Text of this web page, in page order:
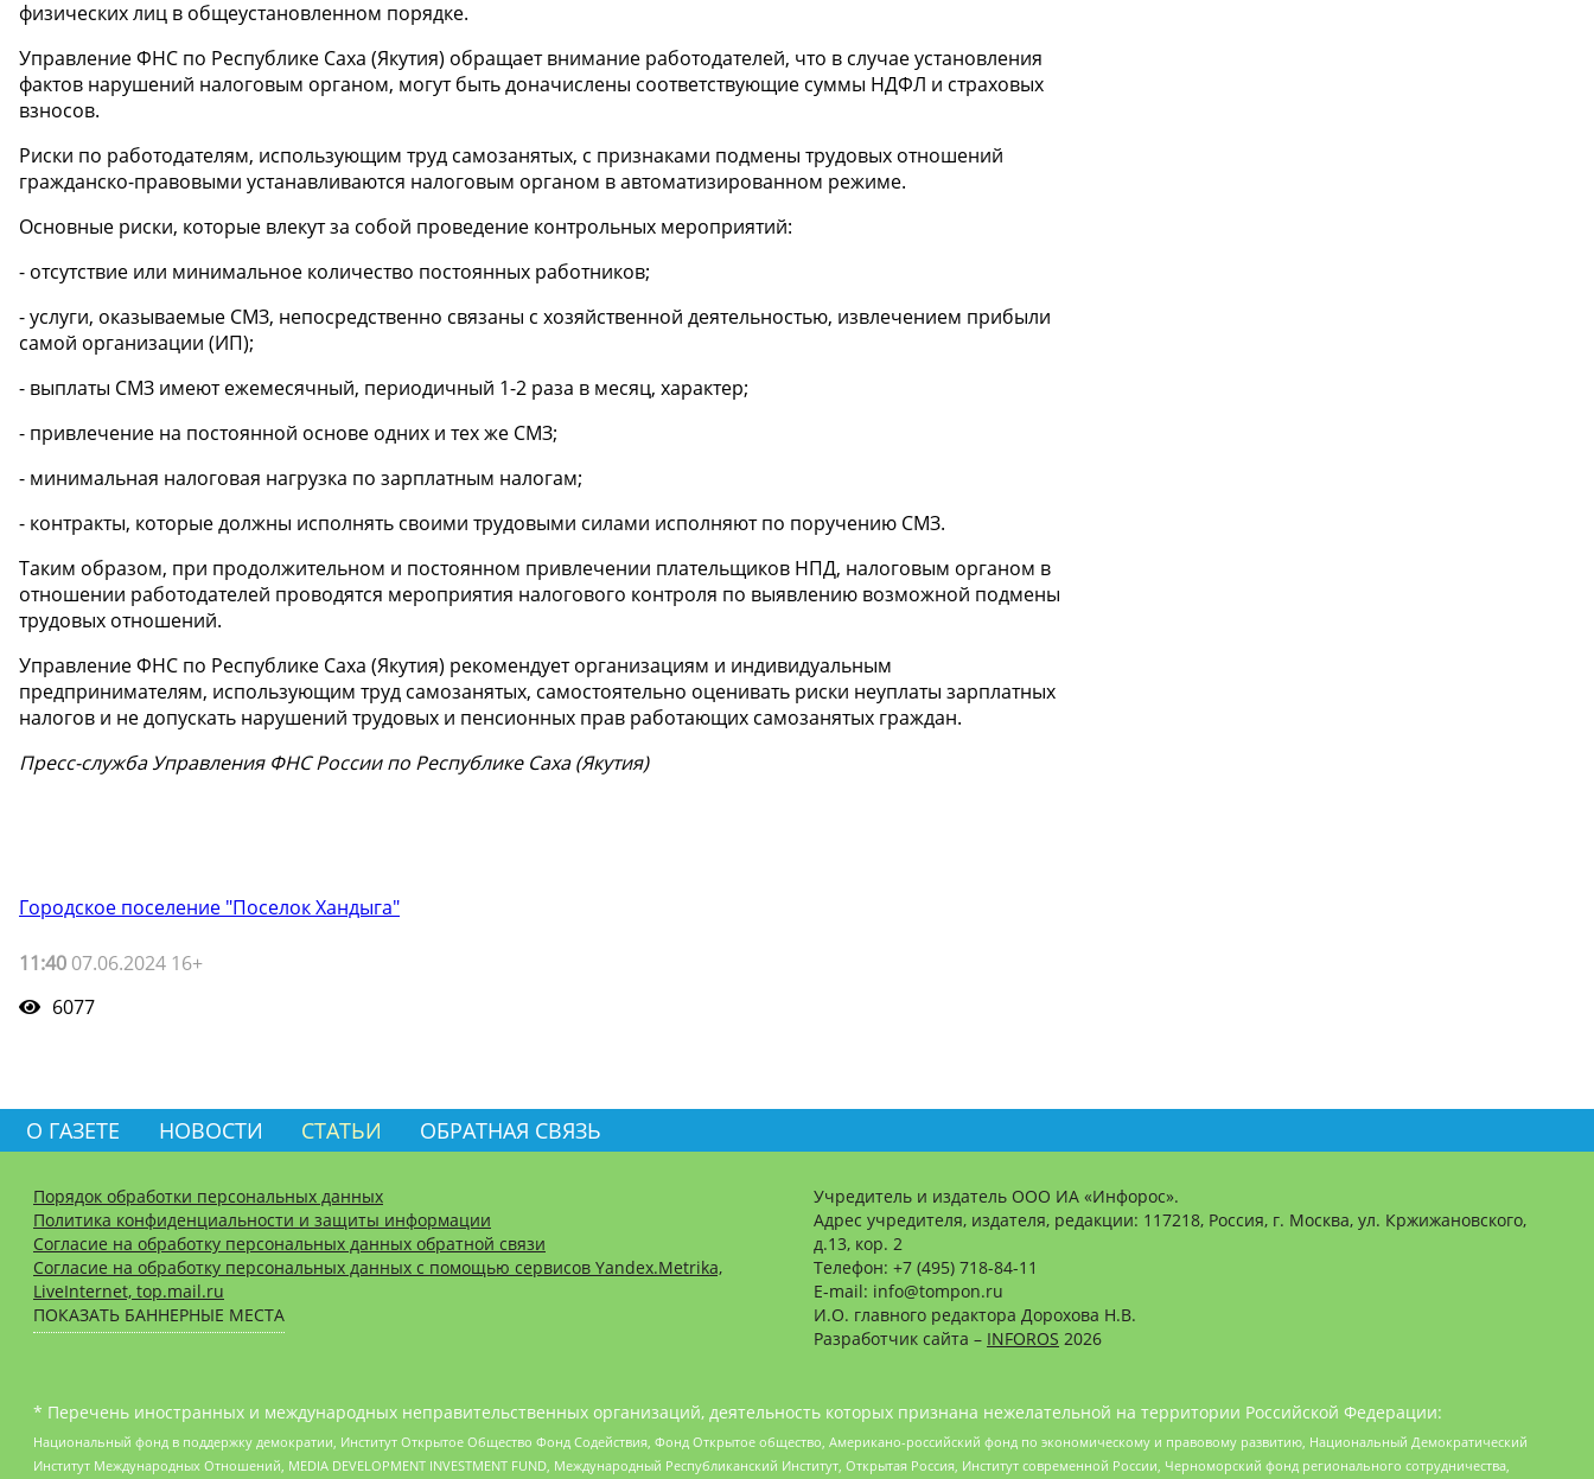
физических лиц в общеустановленном порядке.
Управление ФНС по Республике Саха (Якутия) обращает внимание работодателей, что в случае установления
фактов нарушений налоговым органом, могут быть доначислены соответствующие суммы НДФЛ и страховых
взносов.
Риски по работодателям, использующим труд самозанятых, с признаками подмены трудовых отношений
гражданско-правовыми устанавливаются налоговым органом в автоматизированном режиме.
Основные риски, которые влекут за собой проведение контрольных мероприятий:
- отсутствие или минимальное количество постоянных работников;
- услуги, оказываемые СМЗ, непосредственно связаны с хозяйственной деятельностью, извлечением прибыли
самой организации (ИП);
- выплаты СМЗ имеют ежемесячный, периодичный 1-2 раза в месяц, характер;
- привлечение на постоянной основе одних и тех же СМЗ;
- минимальная налоговая нагрузка по зарплатным налогам;
- контракты, которые должны исполнять своими трудовыми силами исполняют по поручению СМЗ.
Таким образом, при продолжительном и постоянном привлечении плательщиков НПД, налоговым органом в
отношении работодателей проводятся мероприятия налогового контроля по выявлению возможной подмены
трудовых отношений.
Управление ФНС по Республике Саха (Якутия) рекомендует организациям и индивидуальным
предпринимателям, использующим труд самозанятых, самостоятельно оценивать риски неуплаты зарплатных
налогов и не допускать нарушений трудовых и пенсионных прав работающих самозанятых граждан.
Пресс-служба Управления ФНС России по Республике Саха (Якутия)
Городское поселение "Поселок Хандыга"
11:40 07.06.2024 16+
6077
О ГАЗЕТЕ НОВОСТИ СТАТЬИ ОБРАТНАЯ СВЯЗЬ
Порядок обработки персональных данных
Политика конфиденциальности и защиты информации
Согласие на обработку персональных данных обратной связи
Согласие на обработку персональных данных с помощью сервисов Yandex.Metrika,
LiveInternet, top.mail.ru
ПОКАЗАТЬ БАННЕРНЫЕ МЕСТА
Учредитель и издатель ООО ИА «Инфорос».
Адрес учредителя, издателя, редакции: 117218, Россия, г. Москва, ул. Кржижановского,
д.13, кор. 2
Телефон: +7 (495) 718-84-11
E-mail: info@tompon.ru
И.О. главного редактора Дорохова Н.В.
Разработчик сайта – INFOROS 2026
* Перечень иностранных и международных неправительственных организаций, деятельность которых признана нежелательной на территории Российской Федерации:
Национальный фонд в поддержку демократии, Институт Открытое Общество Фонд Содействия, Фонд Открытое общество, Американо-российский фонд по экономическому и правовому развитию, Национальный Демократический
Институт Международных Отношений, MEDIA DEVELOPMENT INVESTMENT FUND, Международный Республиканский Институт, Открытая Россия, Институт современной России, Черноморский фонд регионального сотрудничества,